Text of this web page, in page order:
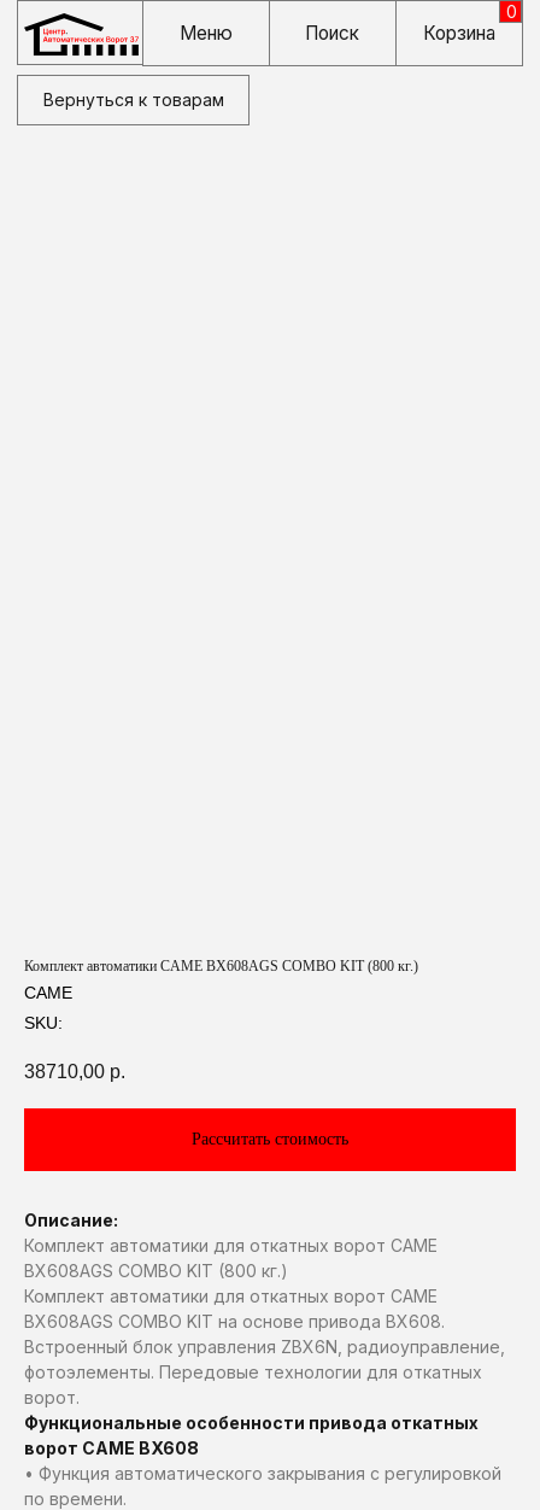
Корзина
Вернуться к товарам
Комплект автоматики CAME BX608AGS COMBO KIT (800 кг.)
CAME
SKU:
38710,00 р.
Рассчитать стоимость
Описание:
Комплект автоматики для откатных ворот CAME
BX608AGS COMBO KIT (800 кг.)
Комплект автоматики для откатных ворот CAME
BX608AGS COMBO KIT на основе привода BX608.
Встроенный блок управления ZBX6N, радиоуправление,
фотоэлементы. Передовые технологии для откатных
ворот.
Функциональные особенности привода откатных
ворот CAME BX608
• Функция автоматического закрывания с регулировкой
по времени.